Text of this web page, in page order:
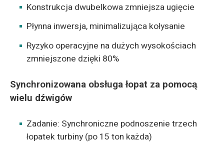
Konstrukcja dwubelkowa zmniejsza ugięcie
Płynna inwersja, minimalizująca kołysanie
Ryzyko operacyjne na dużych wysokościach
zmniejszone dzięki 80%
Synchronizowana obsługa łopat za pomocą
wielu dźwigów
Zadanie: Synchroniczne podnoszenie trzech
łopatek turbiny (po 15 ton każda)